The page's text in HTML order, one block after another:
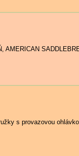
AMERICAN
s provazovou